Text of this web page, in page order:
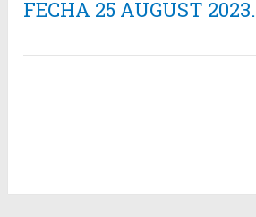
FECHA 25 AUGUST 2023.